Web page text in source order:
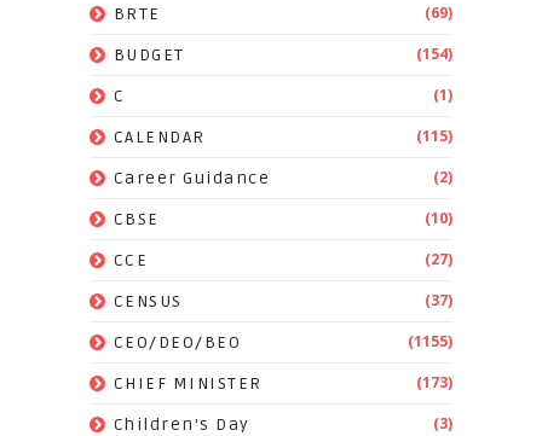
BRTE (69)
BUDGET (154)
C (1)
CALENDAR (115)
Career Guidance (2)
CBSE (10)
CCE (27)
CENSUS (37)
CEO/DEO/BEO (1155)
CHIEF MINISTER (173)
Children's Day (3)